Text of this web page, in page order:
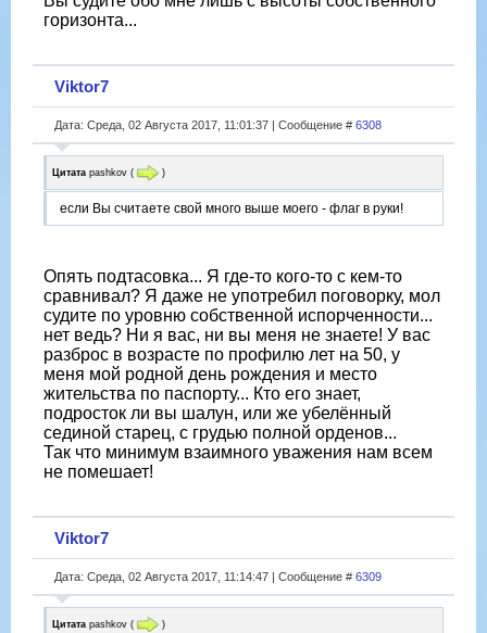
горизонта...
Viktor7
Дата: Среда, 02 Августа 2017, 11:01:37 | Сообщение # 6308
Цитата pashkov ( )
если Вы считаете свой много выше моего - флаг в руки!
Опять подтасовка... Я где-то кого-то с кем-то
сравнивал? Я даже не употребил поговорку, мол
судите по уровню собственной испорченности...
нет ведь? Ни я вас, ни вы меня не знаете! У вас
разброс в возрасте по профилю лет на 50, у
меня мой родной день рождения и место
жительства по паспорту... Кто его знает,
подросток ли вы шалун, или же убелённый
сединой старец, с грудью полной орденов...
Так что минимум взаимного уважения нам всем
не помешает!
Viktor7
Дата: Среда, 02 Августа 2017, 11:14:47 | Сообщение # 6309
Цитата pashkov ( )